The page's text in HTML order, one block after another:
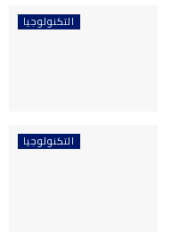
التكنولوجيا
التكنولوجيا